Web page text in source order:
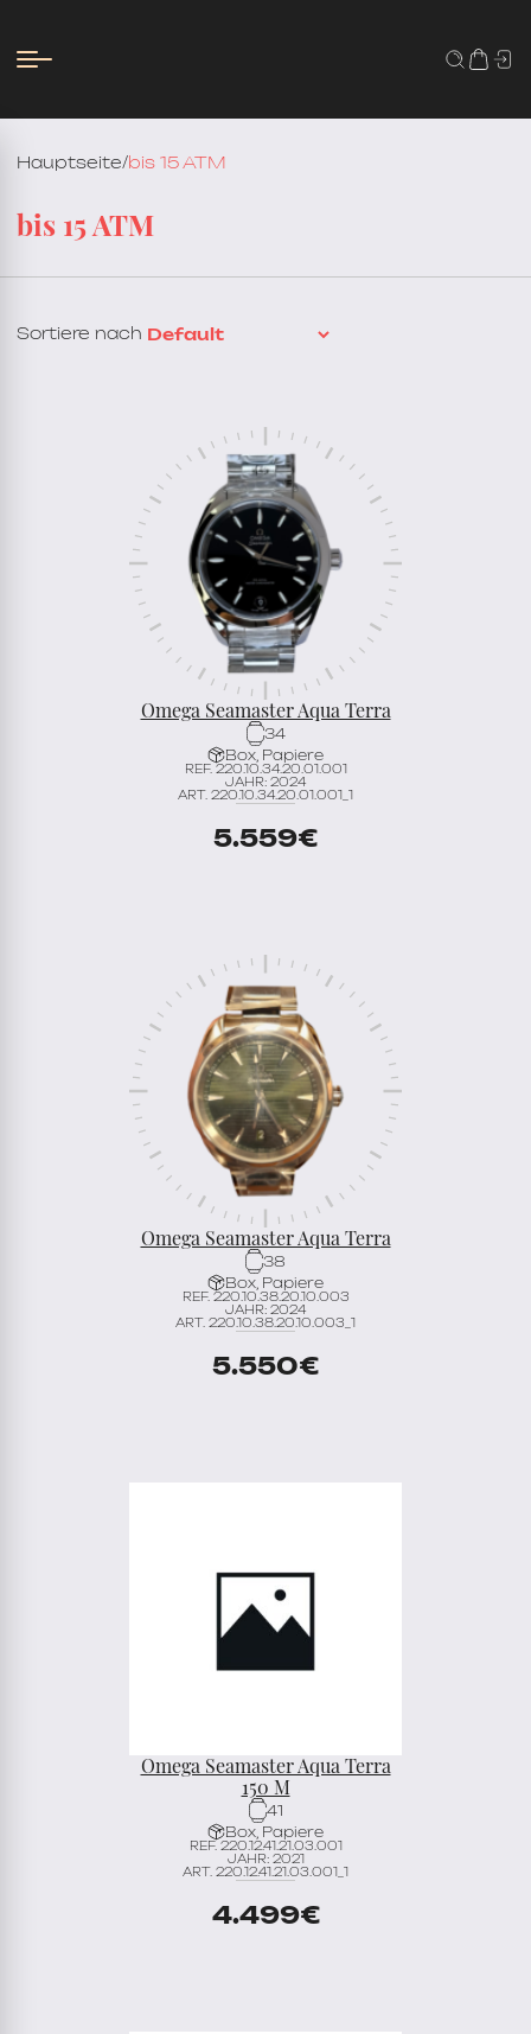
Hauptseite/ bis 15 ATM
bis 15 ATM
Sortiere nach
Omega Seamaster Aqua Terra
34
Box, Papiere
REF. 220.10.34.20.01.001
JAHR: 2024
ART. 220.10.34.20.01.001_1
5.559€
Omega Seamaster Aqua Terra
38
Box, Papiere
REF. 220.10.38.20.10.003
JAHR: 2024
ART. 220.10.38.20.10.003_1
5.550€
Omega Seamaster Aqua Terra
150 M
41
Box, Papiere
REF. 220.12.41.21.03.001
JAHR: 2021
ART. 220.12.41.21.03.001_1
4.499€